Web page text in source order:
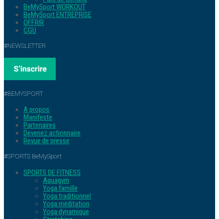
BeMySport WORKOUT
BeMySport ENTREPRISE
OFFRIR
CGU
#NEWSLETTER
#BEMYSPORT
A propos
Manifeste
Partenaires
Devenez actionnaire
Revue de presse
#SPORTS BeMySport
SPORTS DE FITNESS
Aquagym
Yoga famille
Yoga traditionnel
Yoga méditation
Yoga dynamique